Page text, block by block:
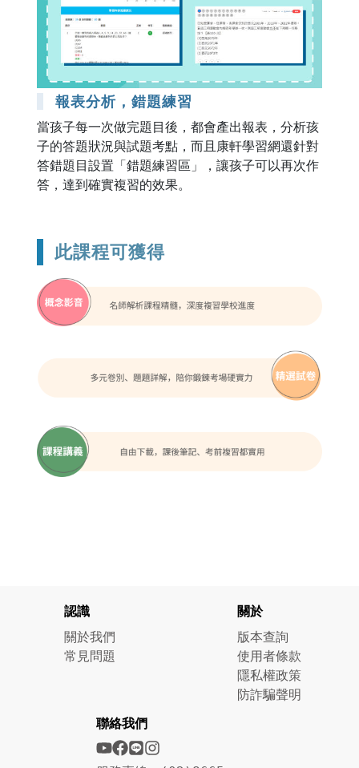
報表分析，錯題練習
當孩子每一次做完題目後，都會產出報表，分析孩
子的答題狀況與試題考點，而且康軒學習網還針對
答錯題目設置「錯題練習區」，讓孩子可以再次作
答，達到確實複習的效果。
此課程可獲得
認識
關於我們
常見問題
關於
版本查詢
使用者條款
隱私權政策
防詐騙聲明
聯絡我們